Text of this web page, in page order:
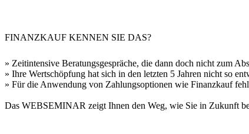
FINANZKAUF KENNEN SIE DAS?
» Zeitintensive Beratungsgespräche, die dann doch nicht zum
» Ihre Wertschöpfung hat sich in den letzten 5 Jahren nicht so
» Für die Anwendung von Zahlungsoptionen wie Finanzkauf
Das WEBSEMINAR zeigt Ihnen den Weg, wie Sie in Zukunft